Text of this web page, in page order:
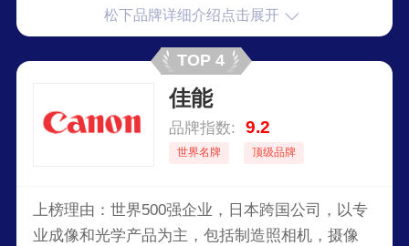
松下品牌详细介绍点击展开
TOP 4
佳能
品牌指数: 9.2
世界名牌 顶级品牌
上榜理由：世界500强企业，日本跨国公司，以专
业成像和光学产品为主，包括制造照相机，摄像